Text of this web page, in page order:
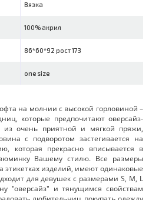
Вязка
100% акрил
86*60*92 рост 173
one size
на молнии с высокой горловиной –
которые предпочитают оверсайз-
из очень приятной и мягкой пряжи,
с подворотом застегивается на
которая прекрасно вписывается в
Вашему стилю. Все размеры
изделий, имеют одинаковые
для девушек с размерами S, M, L
"оверсайз" и тянущимся свойствам